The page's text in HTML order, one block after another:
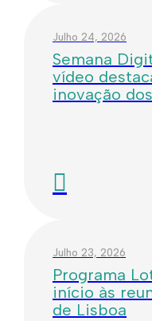
Julho 24, 2026
Semana
vídeo
inovação
Julho 23, 2026
Programa
início às
de Lisboa